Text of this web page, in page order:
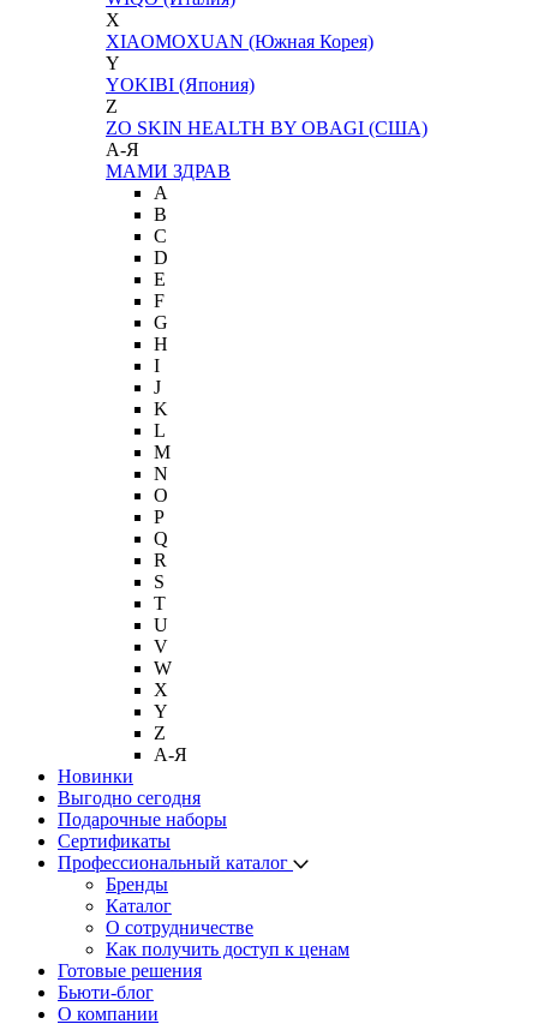
X
XIAOMOXUAN (Южная Корея)
Y
YOKIBI (Япония)
Z
ZO SKIN HEALTH BY OBAGI (США)
А-Я
МАМИ ЗДРАВ
A
B
C
D
E
F
G
H
I
J
K
L
M
N
O
P
Q
R
S
T
U
V
W
X
Y
Z
А-Я
Новинки
Выгодно сегодня
Подарочные наборы
Сертификаты
Профессиональный каталог
Бренды
Каталог
О сотрудничестве
Как получить доступ к ценам
Готовые решения
Бьюти-блог
О компании